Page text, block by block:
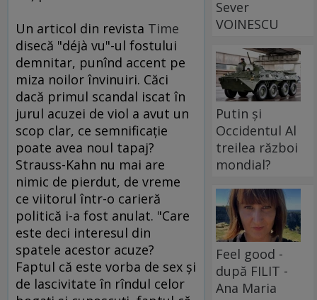
Un articol din revista Time
disecă "déjà vu"-ul fostului
demnitar, punînd accent pe
miza noilor învinuiri. Căci
dacă primul scandal iscat în
jurul acuzei de viol a avut un
scop clar, ce semnificaţie
poate avea noul tapaj?
Strauss-Kahn nu mai are
nimic de pierdut, de vreme
ce viitorul într-o carieră
politică i-a fost anulat. "Care
este deci interesul din
spatele acestor acuze?
Faptul că este vorba de sex şi
de lascivitate în rîndul celor
Sever
VOINESCU
Putin și
Occidentul Al
treilea război
mondial?
Feel good -
după FILIT -
Ana Maria